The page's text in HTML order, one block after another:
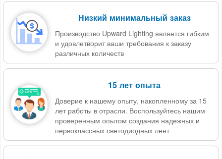
Низкий минимальный заказ
Производство Upward Lighting является гибким
и удовлетворит ваши требования к заказу
различных количеств
15 лет опыта
Доверие к нашему опыту, накопленному за 15
лет работы в отрасли. Воспользуйтесь нашим
проверенным опытом создания надежных и
первоклассных светодиодных лент